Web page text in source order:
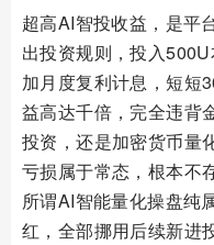
超高AI智投收益，是平
出投资规则，投入
加月度复利计息，短短
益高达千倍，完全违背
投资，还是加密货币量
亏损属于常态，根本不
所谓AI智能量化操盘纯
红，全部挪用后续新进